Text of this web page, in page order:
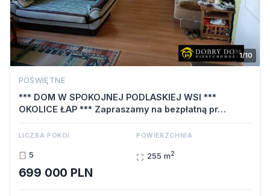
1/10
POŚWIĘTNE
*** DOM W SPOKOJNEJ PODLASKIEJ WSI ***
OKOLICE ŁAP *** Zapraszamy na bezpłatną pr…
LICZBA POKOI
5
POWIERZCHNIA
255 m2
699 000 PLN